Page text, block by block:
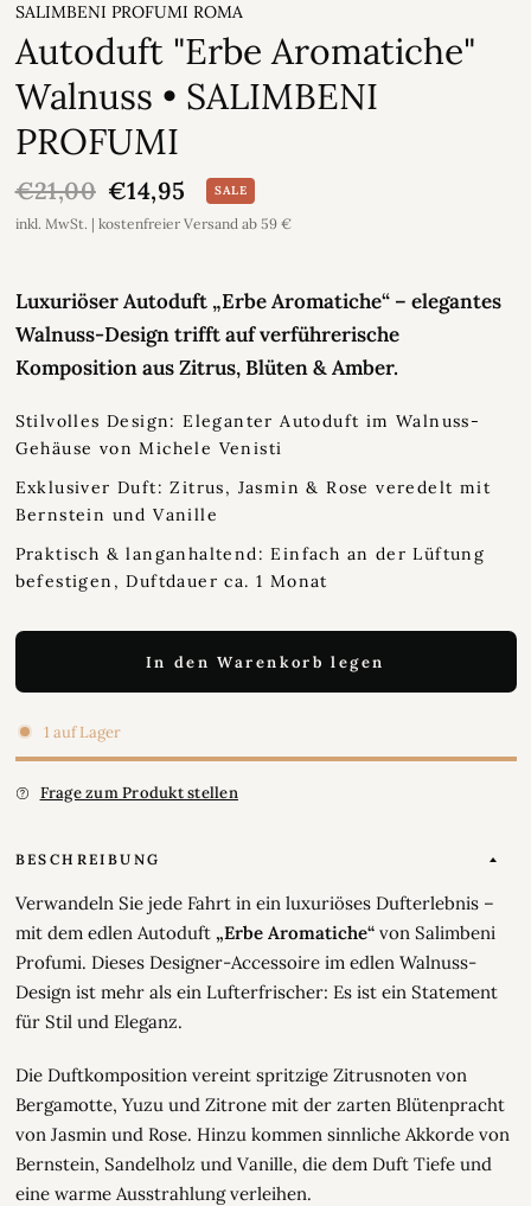
SALIMBENI PROFUMI ROMA
Autoduft "Erbe Aromatiche"
Walnuss • SALIMBENI
PROFUMI
€21,00 €14,95 SALE
inkl. MwSt. | kostenfreier Versand ab 59 €
Luxuriöser Autoduft „Erbe Aromatiche“ – elegantes
Walnuss-Design trifft auf verführerische
Komposition aus Zitrus, Blüten & Amber.
Stilvolles Design: Eleganter Autoduft im Walnuss-
Gehäuse von Michele Venisti
Exklusiver Duft: Zitrus, Jasmin & Rose veredelt mit
Bernstein und Vanille
Praktisch & langanhaltend: Einfach an der Lüftung
befestigen, Duftdauer ca. 1 Monat
In den Warenkorb legen
1 auf Lager
Frage zum Produkt stellen
BESCHREIBUNG
Verwandeln Sie jede Fahrt in ein luxuriöses Dufterlebnis –
mit dem edlen Autoduft „Erbe Aromatiche“von Salimbeni
Profumi. Dieses Designer-Accessoire im edlen Walnuss-
Design ist mehr als ein Lufterfrischer: Es ist ein Statement
für Stil und Eleganz.
Die Duftkomposition vereint spritzige Zitrusnoten von
Bergamotte, Yuzu und Zitrone mit der zarten Blütenpracht
von Jasmin und Rose. Hinzu kommen sinnliche Akkorde von
Bernstein, Sandelholz und Vanille, die dem Duft Tiefe und
eine warme Ausstrahlung verleihen.